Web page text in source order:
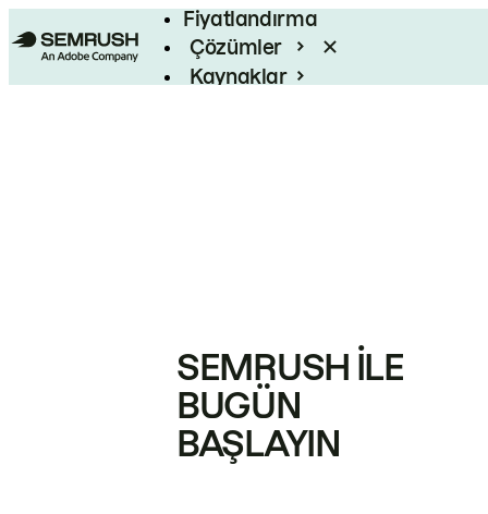
Fiyatlandırma
Çözümler
Kaynaklar
SEMRUSH ILE
BUGÜN
BAŞLAYIN